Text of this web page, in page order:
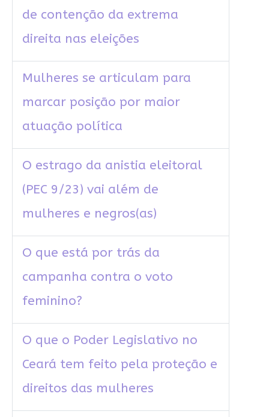
de contenção da extrema
direita nas eleições
Mulheres se articulam para
marcar posição por maior
atuação política
O estrago da anistia eleitoral
(PEC 9/23) vai além de
mulheres e negros(as)
O que está por trás da
campanha contra o voto
feminino?
O que o Poder Legislativo no
Ceará tem feito pela proteção e
direitos das mulheres